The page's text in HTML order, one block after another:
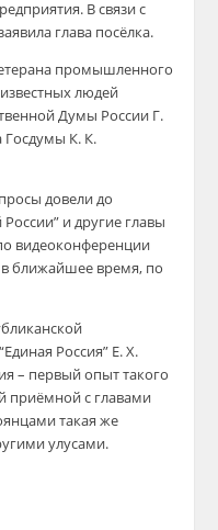
В связи с
глава посёлка.
промышленного
людей
Думы России Г.
Госдумы К. К.
довели до
и другие главы
видеоконференции
в ближайшее время, по
Россия” Е. Х.
– первый опыт такого
приёмной с главами
такая же
улусами.